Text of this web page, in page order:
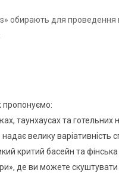
обирають для проведення
пропонуємо:
таунхаусах та готельних
велику варіативність
критий басейн та
де ви можете скуштувати